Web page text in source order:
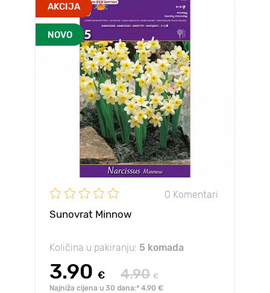
AKCIJA
NOVO
0 Komentari
Sunovrat Minnow
Količina u pakiranju: 5 komada
3.90 € 4.90 €
Najniža cijena u 30 dana:* 4.90 €